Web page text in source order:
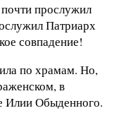
прослужил
Патриарх
совпадение!
по храмам. Но,
в
Илии Обыденного.